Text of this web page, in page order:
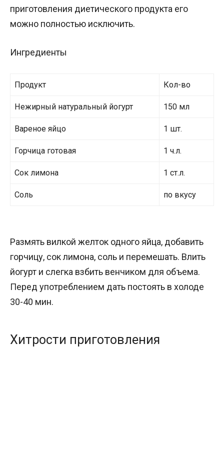
приготовления диетического продукта его
можно полностью исключить.
Ингредиенты
Продукт Кол-во
Нежирный натуральный йогурт 150 мл
Вареное яйцо 1 шт.
Горчица готовая 1 ч.л.
Сок лимона 1 ст.л.
Соль по вкусу
Размять вилкой желток одного яйца, добавить
горчицу, сок лимона, соль и перемешать. Влить
йогурт и слегка взбить венчиком для объема.
Перед употреблением дать постоять в холоде
30-40 мин.
Хитрости приготовления